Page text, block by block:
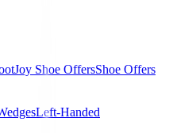
Shoe OffersShoe Offers
Left-Handed